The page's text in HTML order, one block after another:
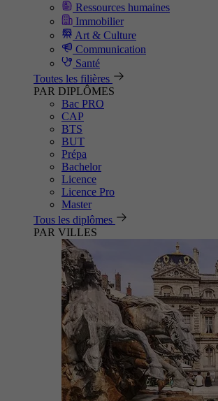
Ressources humaines
Immobilier
Art & Culture
Communication
Santé
Toutes les filières
PAR DIPLÔMES
Bac PRO
CAP
BTS
BUT
Prépa
Bachelor
Licence
Licence Pro
Master
Tous les diplômes
PAR VILLES